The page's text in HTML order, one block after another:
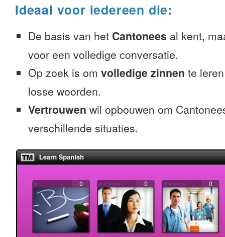
Ideaal voor iedereen die:
De basis van het Cantonees al kent,
voor een volledige conversatie.
Op zoek is om volledige zinnen te
losse woorden.
Vertrouwen wil opbouwen om
verschillende situaties.